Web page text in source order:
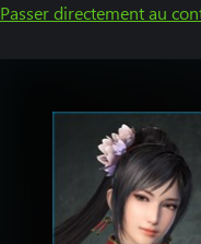
Passer directement au